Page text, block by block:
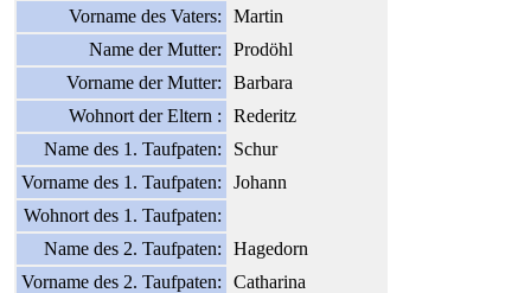
Vorname des Vaters:
Martin
Name der Mutter:
Prodöhl
Vorname der Mutter:
Barbara
Wohnort der Eltern :
Rederitz
Name des 1. Taufpaten:
Schur
Vorname des 1. Taufpaten:
Johann
Wohnort des 1. Taufpaten:
Name des 2. Taufpaten:
Hagedorn
Vorname des 2. Taufpaten:
Catharina